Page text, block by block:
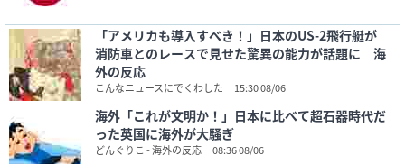
「アメリカも導入すべき！」日本のUS-2飛行艇が
消防車とのレースで見せた驚異の能力が話題に 海
外の反応
こんなニュースにでくわした 15:30 08/06
海外「これが文明か！」日本に比べて超石器時代だ
った英国に海外が大騒ぎ
どんぐりこ - 海外の反応 08:36 08/06